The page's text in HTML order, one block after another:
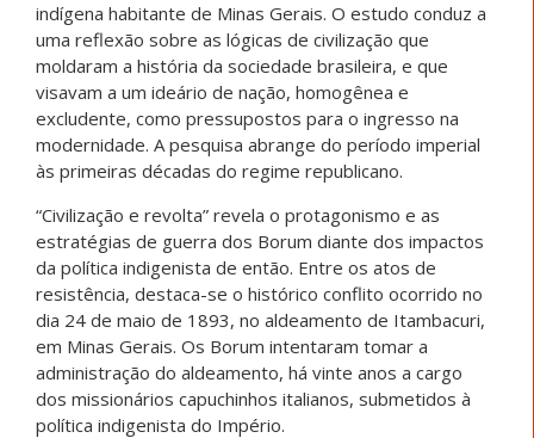
indígena habitante de Minas Gerais. O estudo conduz a
uma reflexão sobre as lógicas de civilização que
moldaram a história da sociedade brasileira, e que
visavam a um ideário de nação, homogênea e
excludente, como pressupostos para o ingresso na
modernidade. A pesquisa abrange do período imperial
às primeiras décadas do regime republicano.
“Civilização e revolta” revela o protagonismo e as
estratégias de guerra dos Borum diante dos impactos
da política indigenista de então. Entre os atos de
resistência, destaca-se o histórico conflito ocorrido no
dia 24 de maio de 1893, no aldeamento de Itambacuri,
em Minas Gerais. Os Borum intentaram tomar a
administração do aldeamento, há vinte anos a cargo
dos missionários capuchinhos italianos, submetidos à
política indigenista do Império.